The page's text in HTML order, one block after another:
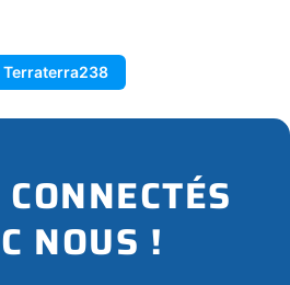
Terraterra238
NOUS !